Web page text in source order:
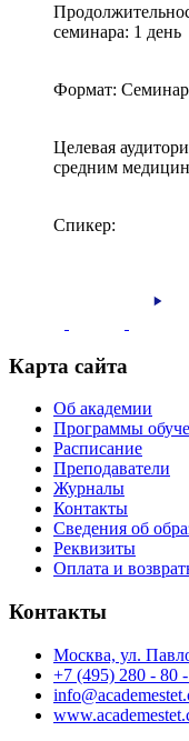
семинара: 1 день
Формат: Семинар
Целевая
средним
Спикер:
Карта сайта
Об академии
Программы
Расписание
Преподаватели
Журналы
Контакты
Сведения об
Реквизиты
Оплата и
Контакты
Москва, ул.
+7 (495) 280 - 80